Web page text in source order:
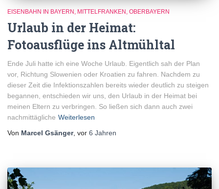
EISENBAHN IN BAYERN MITTELFRANKEN OBERBAYERN
Urlaub in der Heimat:
Fotoausflüge ins Altmühltal
Ende Juli hatte ich eine Woche Urlaub. Eigentlich sah der Plan
vor, Richtung Slowenien oder Kroatien zu fahren. Nachdem zu
dieser Zeit die Infektionszahlen bereits wieder deutlich zu steigen
begannen, entschieden wir uns, den Urlaub in der Heimat bei
meinen Eltern zu verbringen. So ließen sich dann auch zwei
nachmittägliche Weiterlesen
Von Marcel Gsänger, vor 6 Jahren